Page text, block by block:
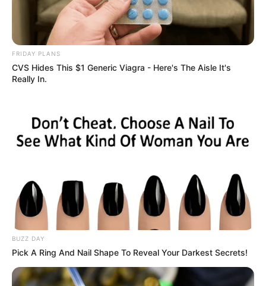
FRIDAY PLANS
CVS Hides This $1 Generic Viagra - Here's The Aisle It's
Really In.
BUZZ DAY
Pick A Ring And Nail Shape To Reveal Your Darkest Secrets!